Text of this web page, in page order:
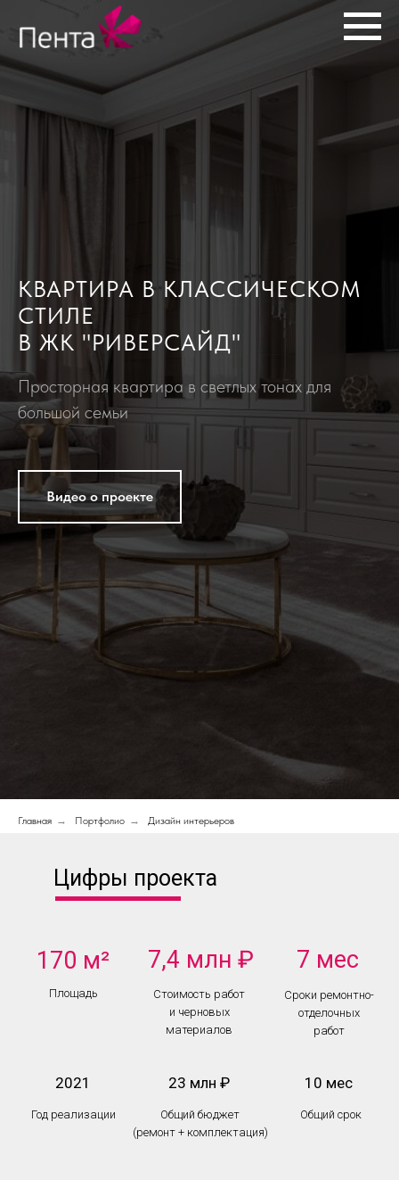
КВАРТИРА В КЛАССИЧЕСКОМ
СТИЛЕ
В ЖК "РИВЕРСАЙД"
Просторная квартира в светлых тонах для
большой семьи
Видео о проекте
Главная → Портфолио → Дизайн интерьеров
Цифры проекта
7,4 млн ₽
170 м² 7 мес
Площадь
Стоимость работ
и черновых
материалов
Сроки ремонтно-
отделочных
работ
2021 23 млн ₽
Год реализации
Общий бюджет
(ремонт + комплектация)
10 мес
Общий срок